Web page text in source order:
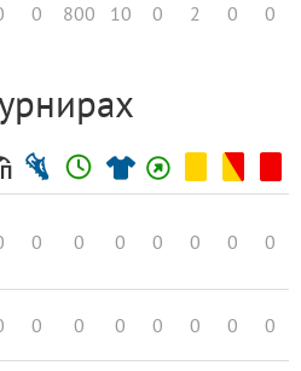
0 800 10 0 2 0 0
0 0 0 0 0 0 0
0 0 0 0 0 0 0